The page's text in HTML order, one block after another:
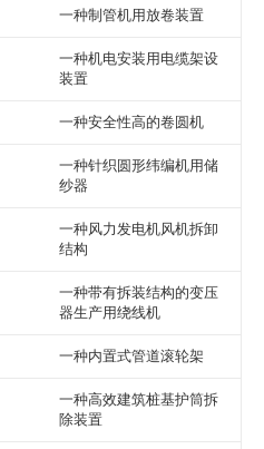
一种制管机用放卷装置
一种机电安装用电缆架设
装置
一种安全性高的卷圆机
一种针织圆形纬编机用储
纱器
一种风力发电机风机拆卸
结构
一种带有拆装结构的变压
器生产用绕线机
一种内置式管道滚轮架
一种高效建筑桩基护筒拆
除装置